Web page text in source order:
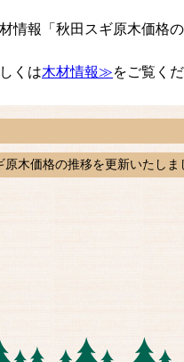
情報「秋田スギ原木価格
くは木材情報≫をご覧くだ
原木価格の推移を更新いたしま